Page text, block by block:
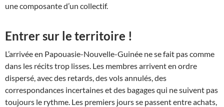
une composante d’un collectif.
Entrer sur le territoire !
L’arrivée en Papouasie-Nouvelle-Guinée ne se fait pas comme
dans les récits trop lisses. Les membres arrivent en ordre
dispersé, avec des retards, des vols annulés, des
correspondances incertaines et des bagages qui ne suivent pas
toujours le rythme. Les premiers jours se passent entre achats,